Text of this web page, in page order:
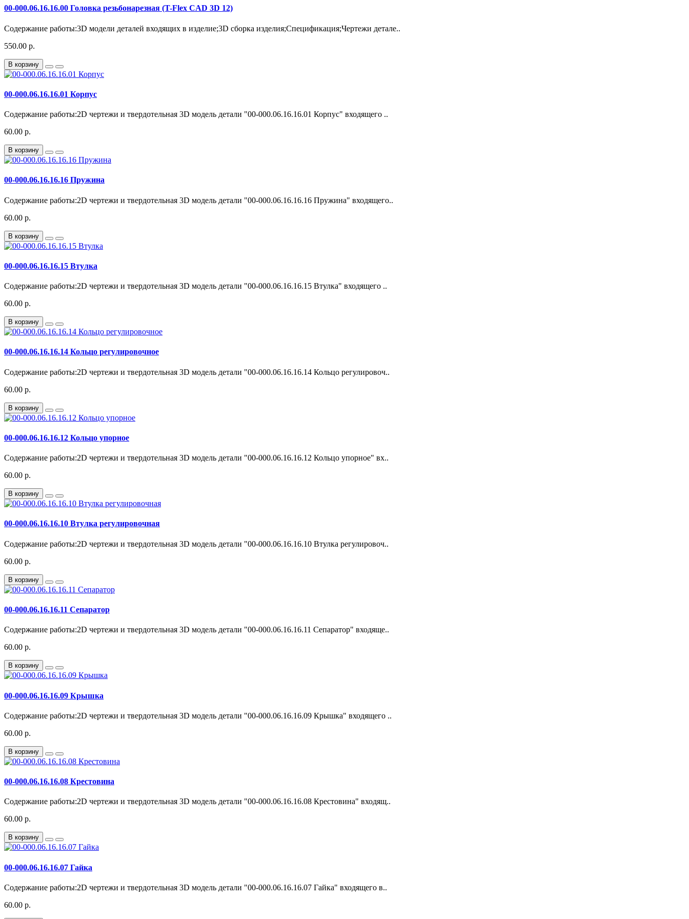
00-000.06.16.16.00 Головка резьбонарезная (T-Flex CAD 3D 12)
Содержание работы:3D модели деталей входящих в изделие;3D сборка изделия;Спецификация;Чертежи детале..
550.00 р.
В корзину
00-000.06.16.16.01 Корпус
Содержание работы:2D чертежи и твердотельная 3D модель детали "00-000.06.16.16.01 Корпус" входящего ..
60.00 р.
В корзину
00-000.06.16.16.16 Пружина
Содержание работы:2D чертежи и твердотельная 3D модель детали "00-000.06.16.16.16 Пружина" входящего..
60.00 р.
В корзину
00-000.06.16.16.15 Втулка
Содержание работы:2D чертежи и твердотельная 3D модель детали "00-000.06.16.16.15 Втулка" входящего ..
60.00 р.
В корзину
00-000.06.16.16.14 Кольцо регулировочное
Содержание работы:2D чертежи и твердотельная 3D модель детали "00-000.06.16.16.14 Кольцо регулировоч..
60.00 р.
В корзину
00-000.06.16.16.12 Кольцо упорное
Содержание работы:2D чертежи и твердотельная 3D модель детали "00-000.06.16.16.12 Кольцо упорное" вх..
60.00 р.
В корзину
00-000.06.16.16.10 Втулка регулировочная
Содержание работы:2D чертежи и твердотельная 3D модель детали "00-000.06.16.16.10 Втулка регулировоч..
60.00 р.
В корзину
00-000.06.16.16.11 Сепаратор
Содержание работы:2D чертежи и твердотельная 3D модель детали "00-000.06.16.16.11 Сепаратор" входяще..
60.00 р.
В корзину
00-000.06.16.16.09 Крышка
Содержание работы:2D чертежи и твердотельная 3D модель детали "00-000.06.16.16.09 Крышка" входящего ..
60.00 р.
В корзину
00-000.06.16.16.08 Крестовина
Содержание работы:2D чертежи и твердотельная 3D модель детали "00-000.06.16.16.08 Крестовина" входящ..
60.00 р.
В корзину
00-000.06.16.16.07 Гайка
Содержание работы:2D чертежи и твердотельная 3D модель детали "00-000.06.16.16.07 Гайка" входящего в..
60.00 р.